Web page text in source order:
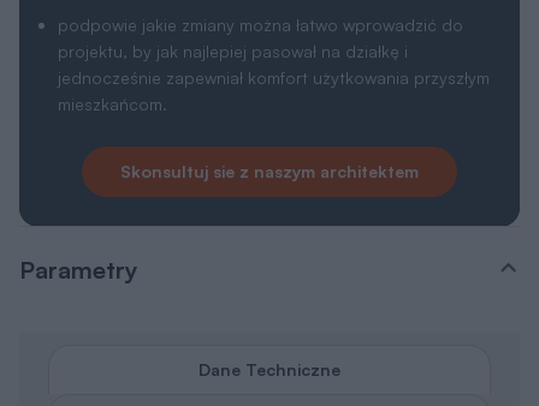
podpowie jakie zmiany można łatwo wprowadzić do
projektu, by jak najlepiej pasował na działkę i
jednocześnie zapewniał komfort użytkowania przyszłym
mieszkańcom.
Skonsultuj sie z naszym architektem
Parametry
Dane Techniczne